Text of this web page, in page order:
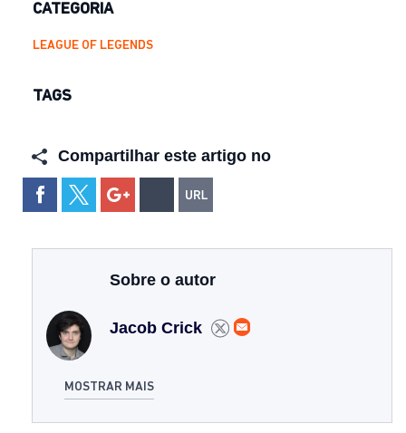
CATEGORIA
LEAGUE OF LEGENDS
TAGS
Compartilhar este artigo no
Sobre o autor
Jacob Crick
MOSTRAR MAIS